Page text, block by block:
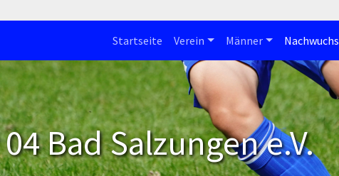
Startseite Verein Männer Nachwuchs
Bad Salzungen e.V.